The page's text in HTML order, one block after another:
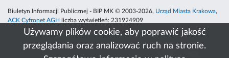
Używamy plików cookie, aby poprawić jakość
przeglądania oraz analizować ruch na stronie.
Biuletyn Informacji Publicznej - BIP MK © 2003-2026, Urząd Miasta Krakowa,
ACK Cyfronet AGH
liczba wyświetleń: 231924909